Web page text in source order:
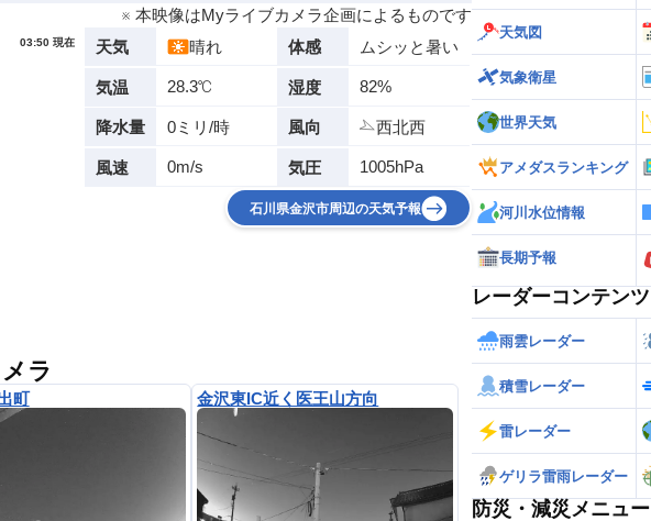
※ 本映像はMyライブカメラ企画によるものです
03:50 現在 天気 晴れ 体感 ムシッと暑い
気温 28.3℃ 湿度 82%
降水量 0ミリ/時 風向 西北西
風速 0m/s 気圧 1005hPa
石川県金沢市周辺の天気予報
ラ
町 金沢東IC近く医王山方向
天気図
気象衛星
世界天気
アメダスランキング
河川水位情報
長期予報
レーダーコンテンツ
雨雲レーダー
積雪レーダー
雷レーダー
ゲリラ雷雨レーダー
防災・減災メニュー